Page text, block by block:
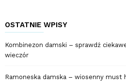
OSTATNIE WPISY
Kombinezon damski – sprawdź
wieczór
Ramoneska damska – wiosenny must